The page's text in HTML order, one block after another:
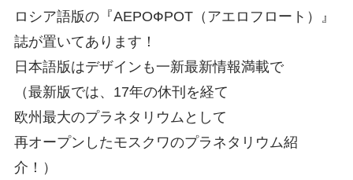
ロシア語版の『АЕРОФРОТ（アエロフロート）』
誌が置いてあります！
日本語版はデザインも一新最新情報満載で
（最新版では、17年の休刊を経て
欧州最大のプラネタリウムとして
再オープンしたモスクワのプラネタリウム紹
介！）